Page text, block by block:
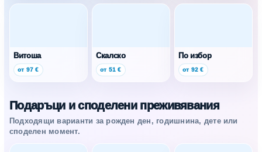
Витоша
от 97 €
Скалско
от 51 €
По избор
от 92 €
Подаръци и споделени преживявания
Подходящи варианти за рожден ден, годишнина, дете или
споделен момент.